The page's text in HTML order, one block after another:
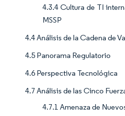
4.3.4 Cultura de TI
MSSP
4.4 Análisis de la Cadena de
4.5 Panorama Regulatorio
4.6 Perspectiva Tecnológica
4.7 Análisis de las Cinco
4.7.1 Amenaza de